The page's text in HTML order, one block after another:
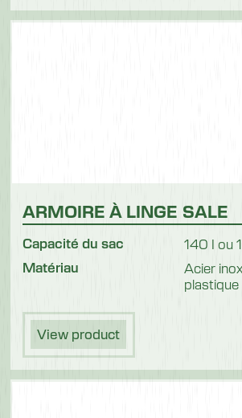
ARMOIRE À LINGE SALE
Capacité du sac 140 I ou
Matériau
Acier
plastique
View product